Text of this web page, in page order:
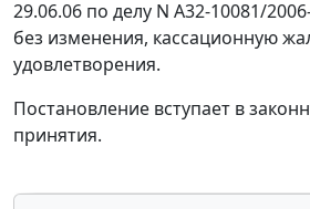
29.06.06 по делу N А32-10081/
без изменения, кассационную
удовлетворения.
Постановление вступает в
принятия.